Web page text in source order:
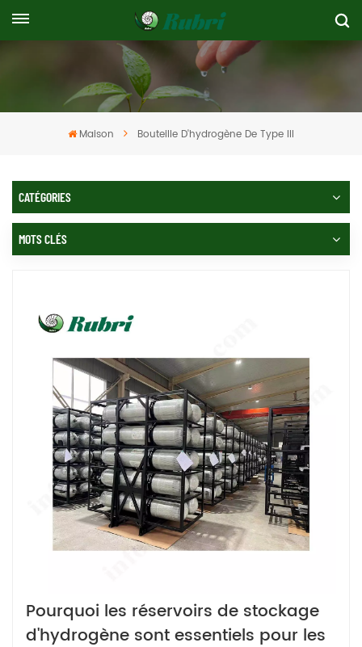
Maison Bouteille D'hydrogène De Type III
CATÉGORIES
MOTS CLÉS
Pourquoi les réservoirs de stockage
d'hydrogène sont essentiels pour les